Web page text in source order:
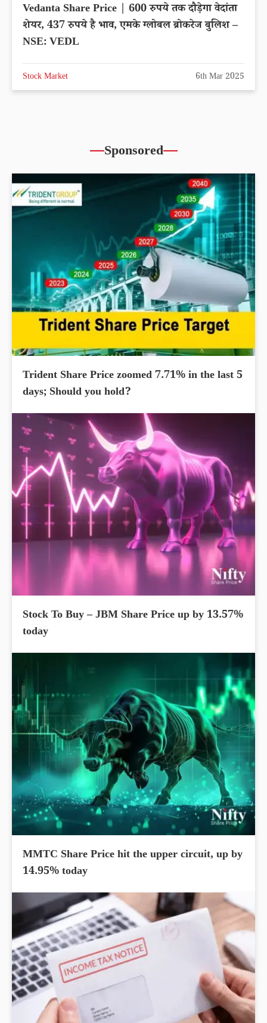
Vedanta Share Price | 600 रुपये तक दौड़ेगा वेदांता
शेयर, 437 रुपये है भाव, एमके ग्लोबल ब्रोकरेज बुलिश –
NSE: VEDL
Stock Market 6th Mar 2025
Sponsored
Trident Share Price zoomed 7.71% in the last 5
days; Should you hold?
Stock To Buy – JBM Share Price up by 13.57%
today
MMTC Share Price hit the upper circuit, up by
14.95% today